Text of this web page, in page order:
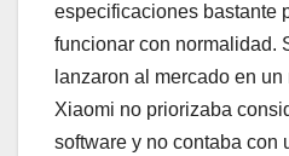
especificaciones bastante
funcionar con normalidad.
lanzaron al mercado en
Xiaomi no priorizaba
software y no contaba con